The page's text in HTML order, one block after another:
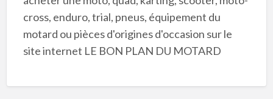
cross, enduro, trial, pneus, équipement du
motard ou pièces d'origines d'occasion sur le
site internet LE BON PLAN DU MOTARD